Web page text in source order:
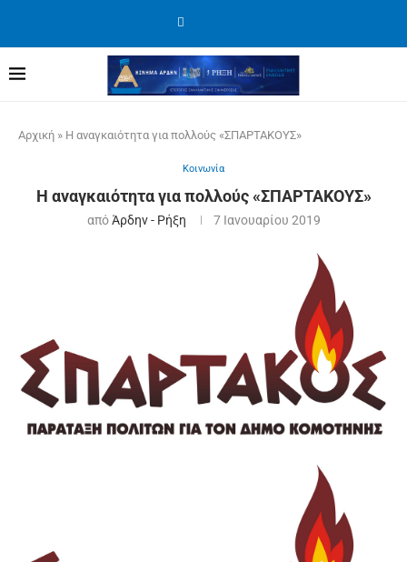
Αρχική » Η αναγκαιότητα για πολλούς «ΣΠΑΡΤΑΚΟΥΣ»
Κοινωνία
Η αναγκαιότητα για πολλούς «ΣΠΑΡΤΑΚΟΥΣ»
απόΆρδην - Ρήξη 7 Ιανουαρίου 2019